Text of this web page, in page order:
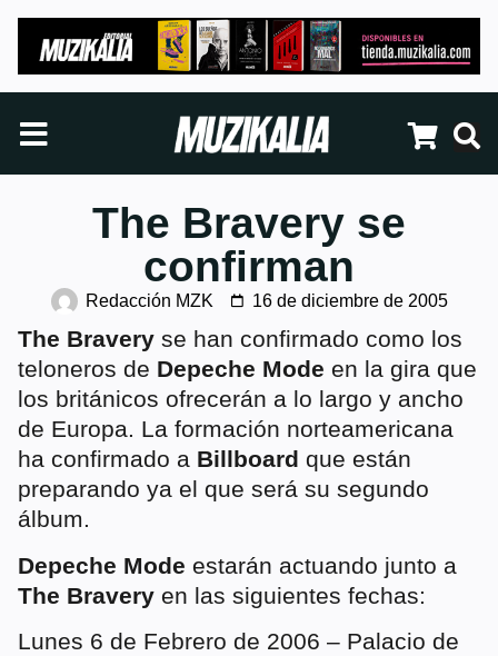
The Bravery se
confirman
Redacción MZK 16 de diciembre de 2005
The Bravery se han confirmado como los
teloneros de Depeche Mode en la gira que
los británicos ofrecerán a lo largo y ancho
de Europa. La formación norteamericana
ha confirmado a Billboard que están
preparando ya el que será su segundo
álbum.
Depeche Mode estarán actuando junto a
The Bravery en las siguientes fechas:
Lunes 6 de Febrero de 2006 – Palacio de